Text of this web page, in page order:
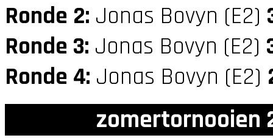
Ronde 2: Jonas Bovyn (E2)
Ronde 3: Jonas Bovyn (E2)
Ronde 4: Jonas Bovyn (E2)
zomertornooien